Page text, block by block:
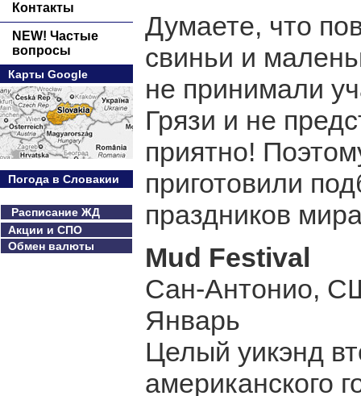
Контакты
NEW! Частые
вопросы
Карты Google
Погода в Словакии
Расписание ЖД
Акции и СПО
Обмен валюты
Думаете, что
свиньи и
не принимали
Грязи и не
приятно!
приготовили
праздников
Mud Festival
Сан-Антонио,
Январь
Целый уикэнд
американского